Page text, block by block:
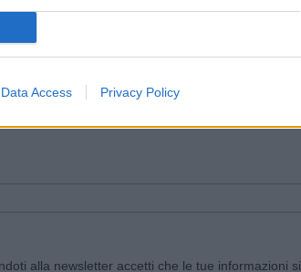
Data Access Privacy Policy
contenenti le ultime notizie pubblicate sul sito
alla newsletter accetti che le tue informazioni